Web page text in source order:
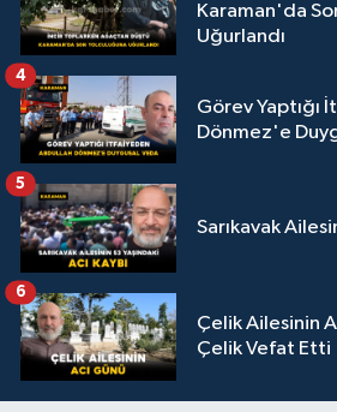
Karaman'da
Uğurlandı
Görev Yaptığı
Dönmez'e
4
Sarıkavak
5
Çelik Ailesinin
Çelik Vefat Etti
6